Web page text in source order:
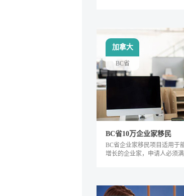
成为特殊类人才的热门移民
BC省10万企业家移民
BC省企业家移民项目适用于
增长的企业家，申请人必须
加拿大
BC省